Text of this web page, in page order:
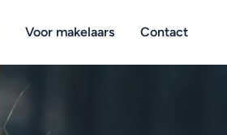
Voor makelaars Contact